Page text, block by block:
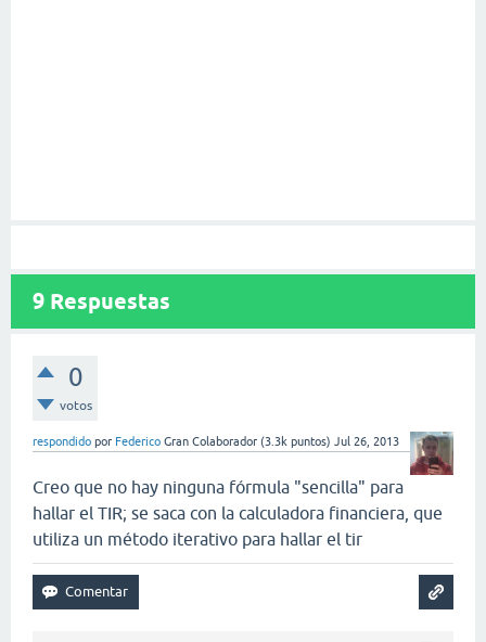
9 Respuestas
0
votos
respondido por Federico Gran Colaborador (3.3k puntos) Jul 26, 2013
Creo que no hay ninguna fórmula "sencilla" para
hallar el TIR; se saca con la calculadora financiera, que
utiliza un método iterativo para hallar el tir